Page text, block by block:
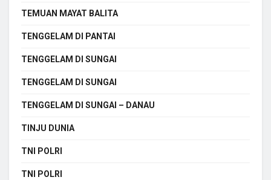
TEMUAN MAYAT BALITA
TENGGELAM DI PANTAI
TENGGELAM DI SUNGAI
TENGGELAM DI SUNGAI
TENGGELAM DI SUNGAI – DANAU
TINJU DUNIA
TNI POLRI
TNI POLRI